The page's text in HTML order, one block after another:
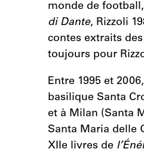
monde de
di Dante, Rizzoli
contes extraits
toujours pour
Entre 1995 et
basilique Santa
et à Milan (Santa
Santa Maria delle
XIIe livres de